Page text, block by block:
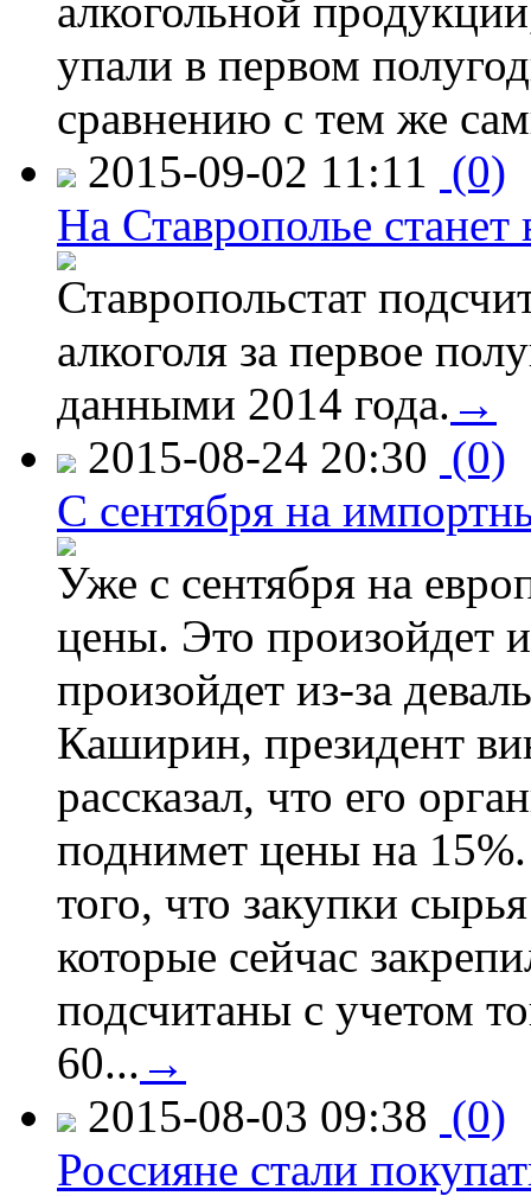
алкогольной
упали в первом
сравнению с тем же
2015-09-02 11:11 (0)
На Ставрополье
Ставропольстат
алкоголя за первое
данными 2014 года. →
2015-08-24 20:30 (0)
C сентября на
Уже с сентября на
цены. Это произойдет
произойдет из-за
Каширин, президент
рассказал, что его
поднимет цены на
того, что закупки
которые сейчас
подсчитаны с учетом
60... →
2015-08-03 09:38 (0)
Россияне стали